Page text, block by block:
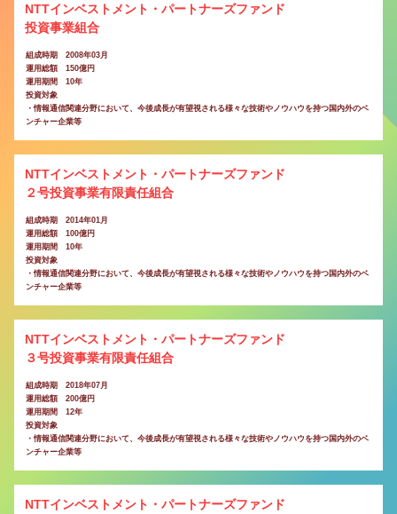
NTTインベストメント・パートナーズファンド
投資事業組合
組成時期 2008年03月
運用総額 150億円
運用期間 10年
投資対象
・情報通信関連分野において、今後成長が有望視される様々な技術やノウハウを持つ国内外のベ
ンチャー企業等
NTTインベストメント・パートナーズファンド
２号投資事業有限責任組合
組成時期 2014年01月
運用総額 100億円
運用期間 10年
投資対象
・情報通信関連分野において、今後成長が有望視される様々な技術やノウハウを持つ国内外のベ
ンチャー企業等
NTTインベストメント・パートナーズファンド
３号投資事業有限責任組合
組成時期 2018年07月
運用総額 200億円
運用期間 12年
投資対象
・情報通信関連分野において、今後成長が有望視される様々な技術やノウハウを持つ国内外のベ
ンチャー企業等
NTTインベストメント・パートナーズファンド